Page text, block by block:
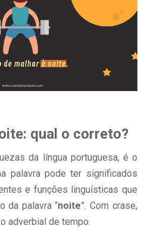
qual o correto?
da língua portuguesa, é o
palavra pode ter significados
e funções linguísticas que
da palavra “noite”. Com crase,
adverbial de tempo.